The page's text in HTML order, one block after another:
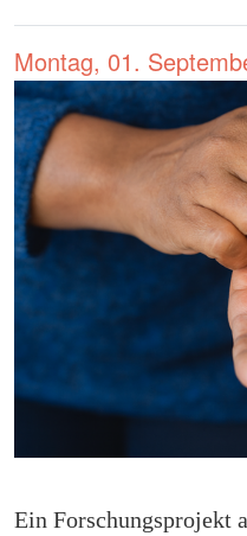
Montag, 01.
Ein Forschungsprojekt